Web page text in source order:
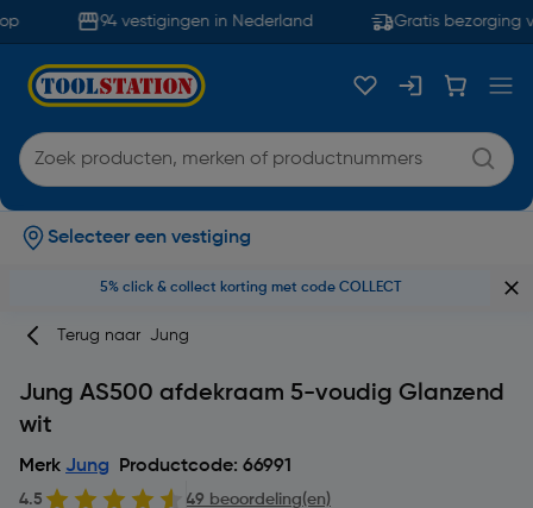
94 vestigingen in Nederland Gratis bezorging
Selecteer een vestiging
5% click & collect korting met code COLLECT
Terug naar Jung
Jung AS500 afdekraam 5-voudig Glanzend
wit
Merk Jung Productcode: 66991
4.5 49 beoordeling(en)